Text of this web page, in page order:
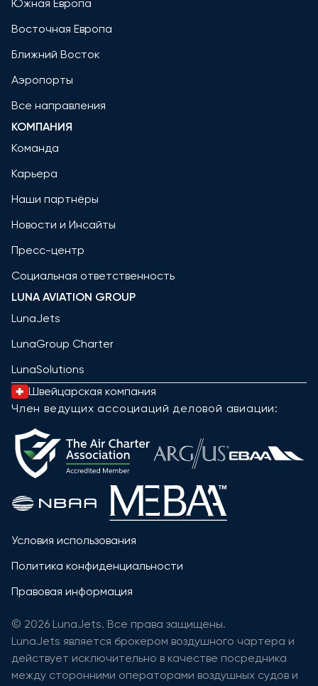
Южная Европа
Восточная Европа
Ближний Восток
Аэропорты
Все направления
КОМПАНИЯ
Команда
Карьера
Наши партнёры
Новости и Инсайты
Пресс-центр
Социальная ответственность
LUNA AVIATION GROUP
LunaJets
LunaGroup Charter
LunaSolutions
Швейцарская компания
Член ведущих ассоциаций деловой авиации:
Условия использования
Политика конфиденциальности
Правовая информация
© 2026 LunaJets. Все права защищены.
LunaJets является брокером воздушного чартера и
действует исключительно в качестве посредника
между сторонними операторами воздушных судов и